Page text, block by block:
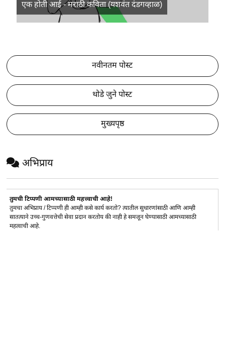
एक होती आई - मराठी कविता (यशवंत दंडगव्हाळ)
नवीनतम पोस्ट
थोडे जुने पोस्ट
मुख्यपृष्ठ
अभिप्राय
तुमची टिप्पणी आमच्यासाठी महत्त्वाची आहे!
तुमचा अभिप्राय / टिप्पणी ही आम्ही कसे कार्य करतो? त्यातील सुधारणांसाठी आणि आम्ही
सातत्याने उच्च-गुणवत्तेची सेवा प्रदान करतोय की नाही हे समजून घेण्यासाठी आमच्यासाठी
महत्वाची आहे.